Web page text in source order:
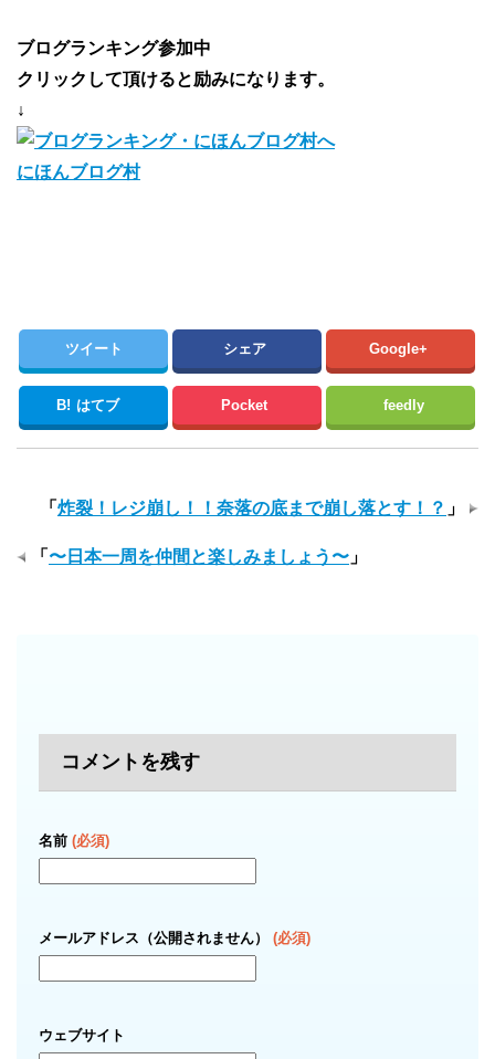
ブログランキング参加中
クリックして頂けると励みになります。
↓
にほんブログ村
ツイート シェア Google+
B! はてブ Pocket feedly
「 炸裂！レジ崩し！！奈落の底まで崩し落とす！？ 」
「 〜日本一周を仲間と楽しみましょう〜 」
コメントを残す
名前 (必須)
メールアドレス（公開されません） (必須)
ウェブサイト